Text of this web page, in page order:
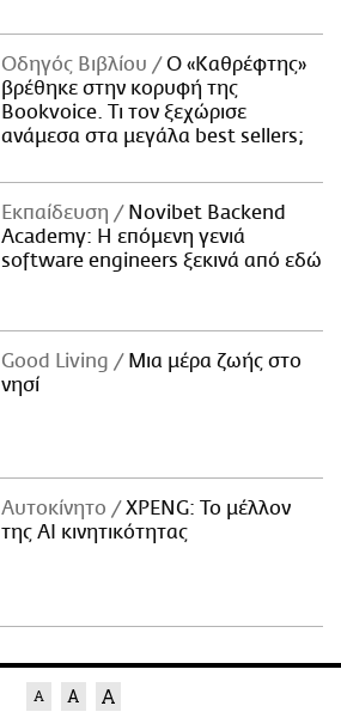
Οδηγός Βιβλίου
Ο «Καθρέφτης»
βρέθηκε στην κορυφή της
Bookvoice. Τι τον ξεχώρισε
ανάμεσα στα μεγάλα best sellers;
Εκπαίδευση
Novibet Backend
Academy: Η επόμενη γενιά
software engineers ξεκινά από εδώ
Good Living
Μια μέρα ζωής στο
νησί
Αυτοκίνητο
XPENG: Το μέλλον
της AI κινητικότητας